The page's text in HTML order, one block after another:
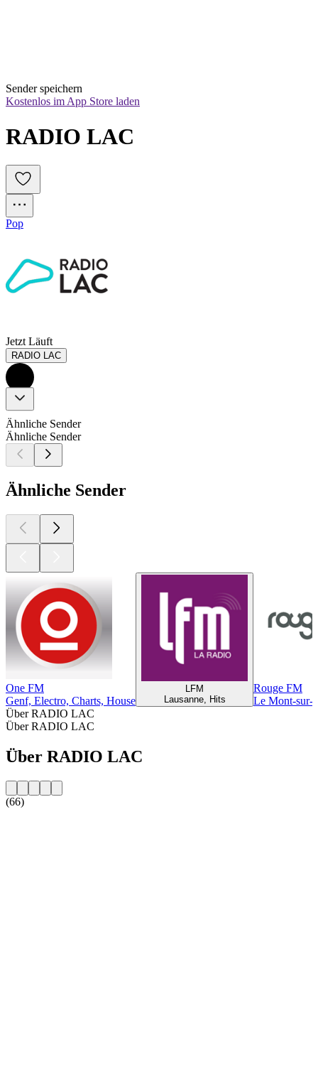
Sender speichern
Kostenlos im App Store laden
RADIO LAC
Pop
Jetzt Läuft
RADIO LAC
Ähnliche Sender
Ähnliche Sender
Ähnliche Sender
One FM
Genf, Electro, Charts, House
LFM
Lausanne, Hits
Rouge FM
Le Mont-sur-
Über RADIO LAC
Über RADIO LAC
Über RADIO LAC
(66)